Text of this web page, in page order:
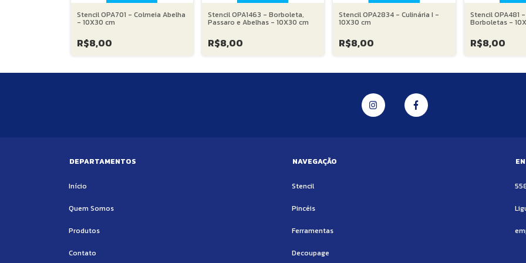
Stencil OPA701 - Colmeia Abelha
- 10X30 cm
R$8,00
Stencil OPA1463 - Borboleta,
Passaro e Abelhas - 10X30 cm
R$8,00
Stencil OPA2834 - Culinária I -
10X30 cm
R$8,00
Stencil OPA481
Borboletas -
R$8,00
DEPARTAMENTOS
Início
Quem Somos
Produtos
Contato
NAVEGAÇÃO
Stencil
Pincéis
Ferramentas
Decoupage